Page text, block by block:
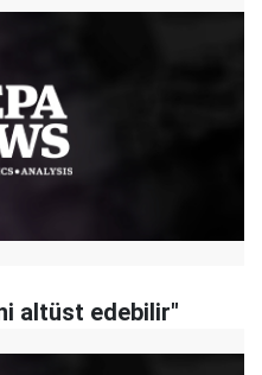
altüst edebilir"